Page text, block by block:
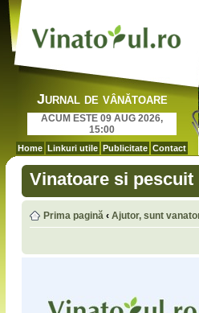
Jurnal de vânătoare
ACUM ESTE 09 AUG 2026,
15:00
Home Linkuri utile Publicitate Contact
Vinatoare si pescuit
Prima pagină ‹ Ajutor, sunt